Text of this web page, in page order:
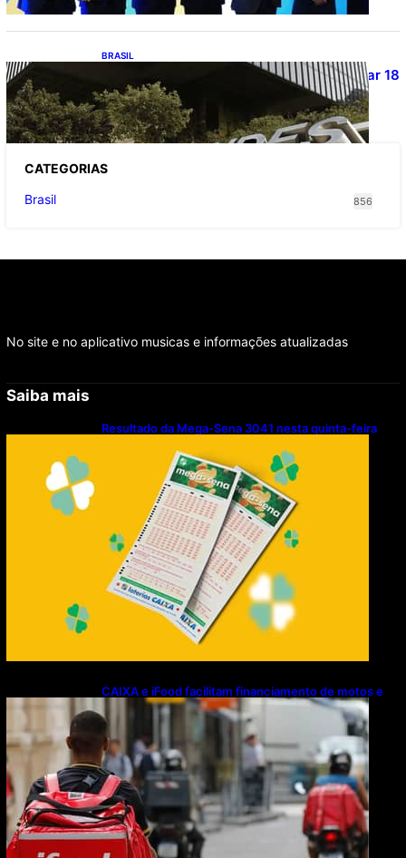
BRASIL
Projetos de saneamento podem beneficiar 18
milhões de brasileiros
CATEGORIAS
Brasil
856
No site e no aplicativo musicas e informações atualizadas
Saiba mais
Resultado da Mega-Sena 3041 nesta quinta-feira
CAIXA e iFood facilitam financiamento de motos e
bicicletas elétricas para entregadores